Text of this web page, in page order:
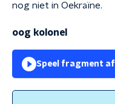
nog niet in Oekraïne.
oog kolonel
Speel fragment af